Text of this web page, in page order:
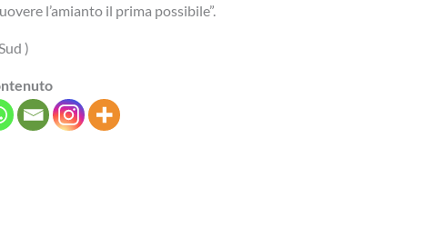
l’amianto il prima possibile”.
)